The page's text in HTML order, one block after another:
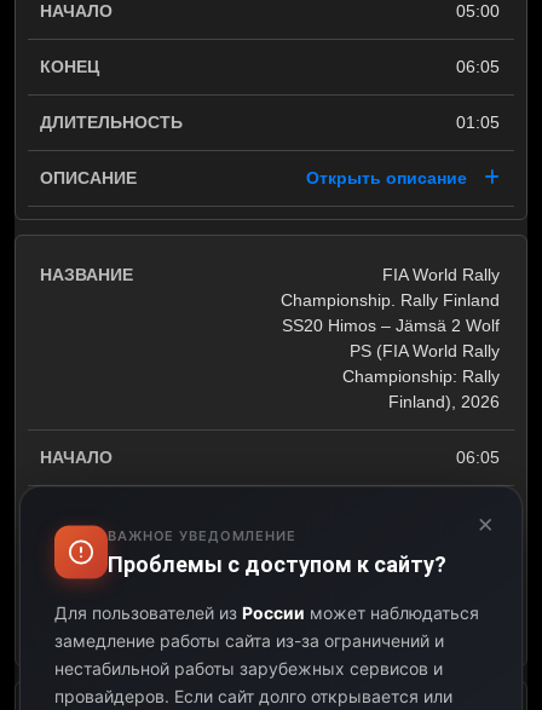
05:00
06:05
01:05
Открыть описание
FIA World Rally
Championship. Rally Finland
SS20 Himos – Jämsä 2 Wolf
PS (FIA World Rally
Championship: Rally
Finland), 2026
06:05
Открыть описание
×
ВАЖНОЕ УВЕДОМЛЕНИЕ
Проблемы с доступом к сайту?
Для пользователей из России может наблюдаться
замедление работы сайта из-за ограничений и
нестабильной работы зарубежных сервисов и
провайдеров. Если сайт долго открывается или